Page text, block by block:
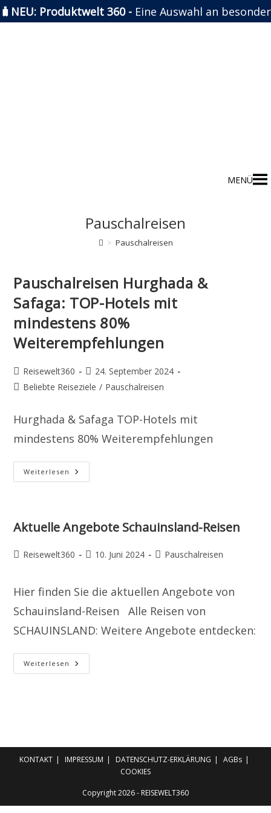
🧳NEU: Produktwelt 360 - Eine Auswahl an
MENÜ
Pauschalreisen
> Pauschalreisen
Pauschalreisen Hurghada &
Safaga: TOP-Hotels mit
mindestens 80%
Weiterempfehlungen
Beitrags-
Autor:
Reisewelt360
Beitrag
veröffentlicht:
24. September 2024
Beitrags-
Beliebte Reiseziele / Pauschalreisen
Hurghada & Safaga TOP-Hotels mit
mindestens 80% Weiterempfehlungen
Weiterlesen Pauschalreisen
Hurghada
Mit
Mindestens
Weiterempfehlungen
Aktuelle Angebote Schauinsland-Reisen
Beitrags-
Reisewelt360
Beitrag
10. Juni 2024
Beitrags-
Pauschalreisen
Hier finden Sie die aktuellen Angebote von
Schauinsland-Reisen Alle Reisen von
SCHAUINSLAND: Weitere Angebote entdecken:
Weiterlesen Aktuelle
Angebote
KONTAKT IMPRESSUM DATENSCHUTZ-ERKLÄRUNG
AGBs
COOKIES
Copyright 2026 - REISEWELT360